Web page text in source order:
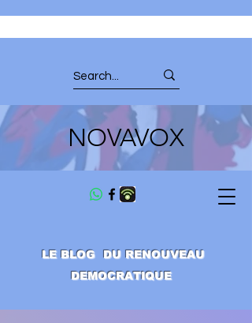
NOVAVOX
LE BLOG DU RENOUVEAU
DEMOCRATIQUE